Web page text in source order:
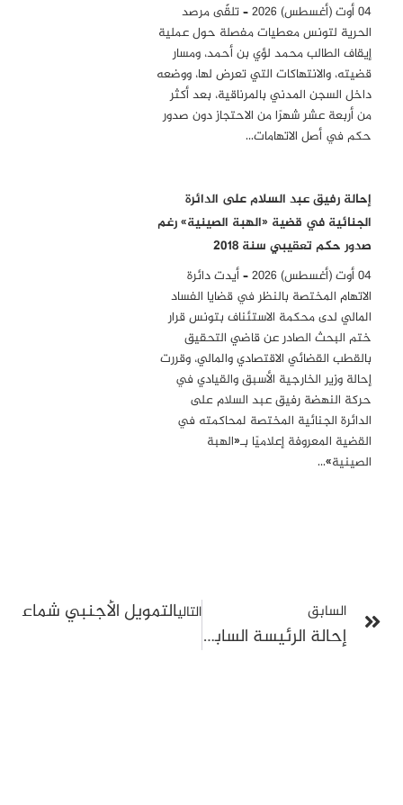
04 أوت (أغسطس) 2026 – تلقّى مرصد
الحرية لتونس معطيات مفصلة حول عملية
إيقاف الطالب محمد لؤي بن أحمد، ومسار
قضيته، والانتهاكات التي تعرض لها، ووضعه
داخل السجن المدني بالمرناقية، بعد أكثر
من أربعة عشر شهرًا من الاحتجاز دون صدور
حكم في أصل الاتهامات…
إحالة رفيق عبد السلام على الدائرة
الجنائية في قضية «الهبة الصينية» رغم
صدور حكم تعقيبي سنة 2018
04 أوت (أغسطس) 2026 – أيدت دائرة
الاتهام المختصة بالنظر في قضايا الفساد
المالي لدى محكمة الاستئناف بتونس قرار
ختم البحث الصادر عن قاضي التحقيق
بالقطب القضائي الاقتصادي والمالي، وقررت
إحالة وزير الخارجية الأسبق والقيادي في
حركة النهضة رفيق عبد السلام على
الدائرة الجنائية المختصة لمحاكمته في
القضية المعروفة إعلاميًا بـ«الهبة
الصينية»…
السابق
إحالة الرئيسة السابقة لبلدية حلق الوادي أمال الدين الإمام على الدائرة المختصة في الجرائم المالية
التاليالتمويل الأجنبي